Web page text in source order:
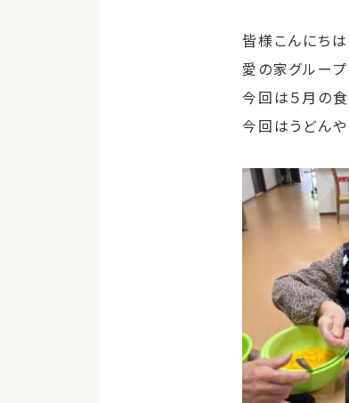
皆様こんにちは
愛の家グルー
今回は５月の食
今回はうどん